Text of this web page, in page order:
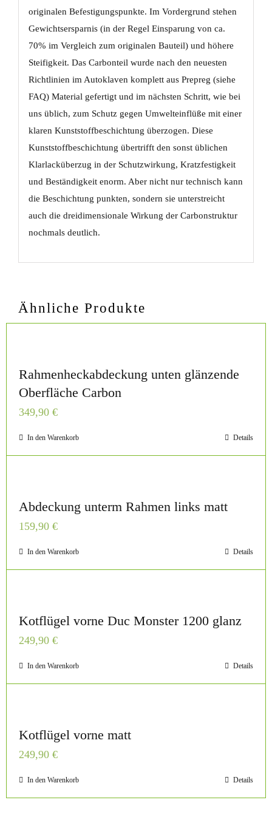
originalen Befestigungspunkte. Im Vordergrund stehen
Gewichtsersparnis (in der Regel Einsparung von ca.
70% im Vergleich zum originalen Bauteil) und höhere
Steifigkeit. Das Carbonteil wurde nach den neuesten
Richtlinien im Autoklaven komplett aus Prepreg (siehe
FAQ) Material gefertigt und im nächsten Schritt, wie bei
uns üblich, zum Schutz gegen Umwelteinflüße mit einer
klaren Kunststoffbeschichtung überzogen. Diese
Kunststoffbeschichtung übertrifft den sonst üblichen
Klarlacküberzug in der Schutzwirkung, Kratzfestigkeit
und Beständigkeit enorm. Aber nicht nur technisch kann
die Beschichtung punkten, sondern sie unterstreicht
auch die dreidimensionale Wirkung der Carbonstruktur
nochmals deutlich.
Ähnliche Produkte
Rahmenheckabdeckung unten glänzende
Oberfläche Carbon
349,90 €
In den Warenkorb Details
Abdeckung unterm Rahmen links matt
159,90 €
In den Warenkorb Details
Kotflügel vorne Duc Monster 1200 glanz
249,90 €
In den Warenkorb Details
Kotflügel vorne matt
249,90 €
In den Warenkorb Details